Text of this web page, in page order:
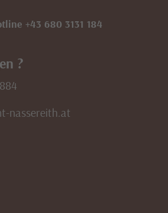
+43 680 3131 184
?
nassereith.at